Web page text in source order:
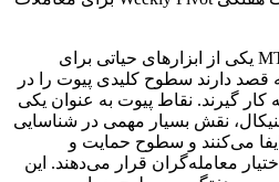
اندیکاتور پیوت هفتگی برای MT4 یکی از ابزارهای حیاتی برای
دارند سطوح کلیدی پیوت را در
کار گیرند. نقاط پیوت به عنوان یکی
نقش بسیار مهمی در شناسایی
می‌کنند و سطوح حمایت و
معامله‌گران قرار می‌دهند. این